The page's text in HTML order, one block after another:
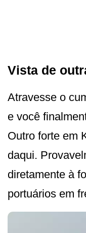
Vista de
Atravesse o
e você
Outro forte em
daqui.
diretamente à
portuários em